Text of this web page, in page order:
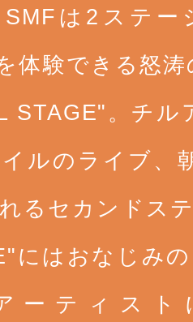
SMFは2ステー
体験できる怒
STAGE"。チ
イルのライブ、
るセカンドス
にはおなじみ
ーティスト